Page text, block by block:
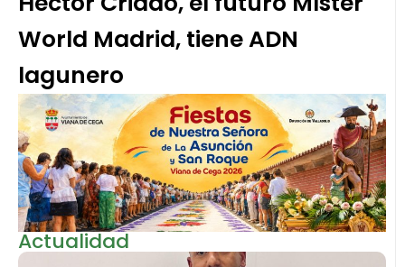
World Madrid, tiene ADN
lagunero
Actualidad